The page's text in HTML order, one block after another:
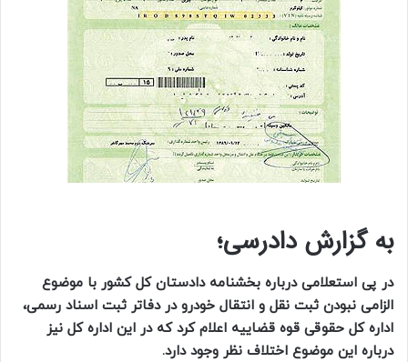
به گزارش دادرسی؛
در پی استعلامی درباره بخشنامه دادستان کل کشور با موضوع
الزامی نبودن ثبت نقل و انتقال خودرو در دفاتر ثبت اسناد رسمی،
اداره کل حقوقی قوه قضاییه اعلام کرد که در این اداره کل نیز
درباره این موضوع اختلاف نظر وجود دارد.